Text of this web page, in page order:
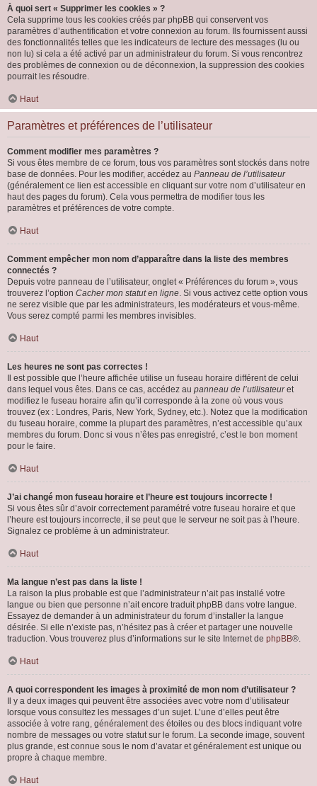
À quoi sert « Supprimer les cookies » ?
Cela supprime tous les cookies créés par phpBB qui conservent vos
paramètres d’authentification et votre connexion au forum. Ils fournissent aussi
des fonctionnalités telles que les indicateurs de lecture des messages (lu ou
non lu) si cela a été activé par un administrateur du forum. Si vous rencontrez
des problèmes de connexion ou de déconnexion, la suppression des cookies
pourrait les résoudre.
Haut
Paramètres et préférences de l’utilisateur
Comment modifier mes paramètres ?
Si vous êtes membre de ce forum, tous vos paramètres sont stockés dans notre
base de données. Pour les modifier, accédez au Panneau de l’utilisateur
(généralement ce lien est accessible en cliquant sur votre nom d’utilisateur en
haut des pages du forum). Cela vous permettra de modifier tous les
paramètres et préférences de votre compte.
Haut
Comment empêcher mon nom d’apparaître dans la liste des membres
connectés ?
Depuis votre panneau de l’utilisateur, onglet « Préférences du forum », vous
trouverez l’option Cacher mon statut en ligne. Si vous activez cette option vous
ne serez visible que par les administrateurs, les modérateurs et vous-même.
Vous serez compté parmi les membres invisibles.
Haut
Les heures ne sont pas correctes !
Il est possible que l’heure affichée utilise un fuseau horaire différent de celui
dans lequel vous êtes. Dans ce cas, accédez au panneau de l’utilisateuret
modifiez le fuseau horaire afin qu’il corresponde à la zone où vous vous
trouvez (ex : Londres, Paris, New York, Sydney, etc.). Notez que la modification
du fuseau horaire, comme la plupart des paramètres, n’est accessible qu’aux
membres du forum. Donc si vous n’êtes pas enregistré, c’est le bon moment
pour le faire.
Haut
J’ai changé mon fuseau horaire et l’heure est toujours incorrecte !
Si vous êtes sûr d’avoir correctement paramétré votre fuseau horaire et que
l’heure est toujours incorrecte, il se peut que le serveur ne soit pas à l’heure.
Signalez ce problème à un administrateur.
Haut
Ma langue n’est pas dans la liste !
La raison la plus probable est que l’administrateur n’ait pas installé votre
langue ou bien que personne n’ait encore traduit phpBB dans votre langue.
Essayez de demander à un administrateur du forum d’installer la langue
désirée. Si elle n’existe pas, n’hésitez pas à créer et partager une nouvelle
traduction. Vous trouverez plus d’informations sur le site Internet de phpBB®.
Haut
A quoi correspondent les images à proximité de mon nom d’utilisateur ?
Il y a deux images qui peuvent être associées avec votre nom d’utilisateur
lorsque vous consultez les messages d’un sujet. L’une d’elles peut être
associée à votre rang, généralement des étoiles ou des blocs indiquant votre
nombre de messages ou votre statut sur le forum. La seconde image, souvent
plus grande, est connue sous le nom d’avatar et généralement est unique ou
propre à chaque membre.
Haut